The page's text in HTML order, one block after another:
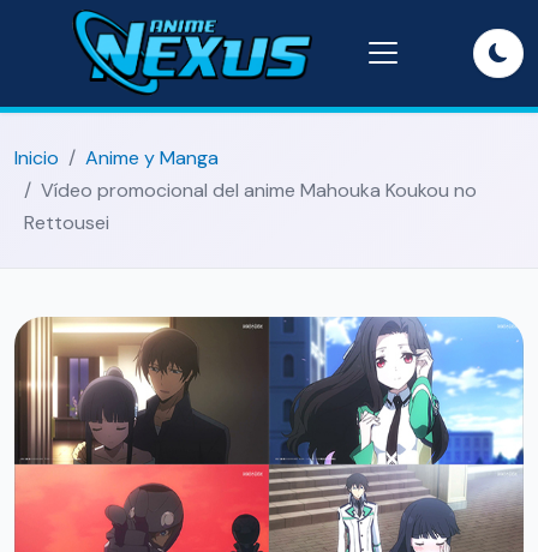
Inicio
Anime y Manga
Vídeo promocional del anime Mahouka Koukou no
Rettousei